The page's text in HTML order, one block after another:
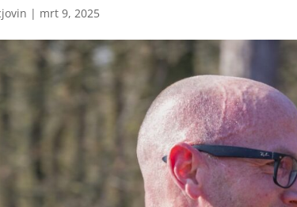
| mrt 9, 2025